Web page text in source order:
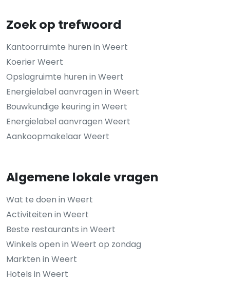
Zoek op trefwoord
Kantoorruimte huren in Weert
Koerier Weert
Opslagruimte huren in Weert
Energielabel aanvragen in Weert
Bouwkundige keuring in Weert
Energielabel aanvragen Weert
Aankoopmakelaar Weert
Algemene lokale vragen
Wat te doen in Weert
Activiteiten in Weert
Beste restaurants in Weert
Winkels open in Weert op zondag
Markten in Weert
Hotels in Weert